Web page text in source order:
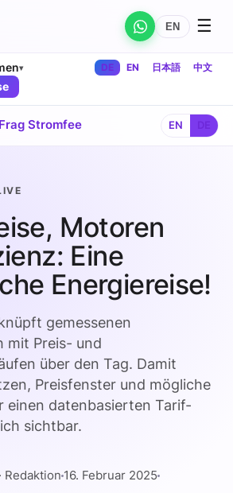
EN ☰
▾ DE EN 日本語 中文
Frag Stromfee EN
Motoren
Eine
Energiereise!
gemessenen
mit Preis- und
über den Tag. Damit
Preisfenster und mögliche
einen datenbasierten Tarif-
sichtbar.
· Redaktion 16. Februar 2025